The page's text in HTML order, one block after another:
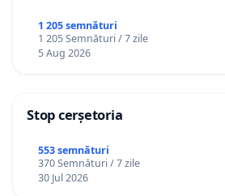
1 205 semnături
1 205 Semnături / 7 zile
5 Aug 2026
Stop cerșetoria
553 semnături
370 Semnături / 7 zile
30 Jul 2026